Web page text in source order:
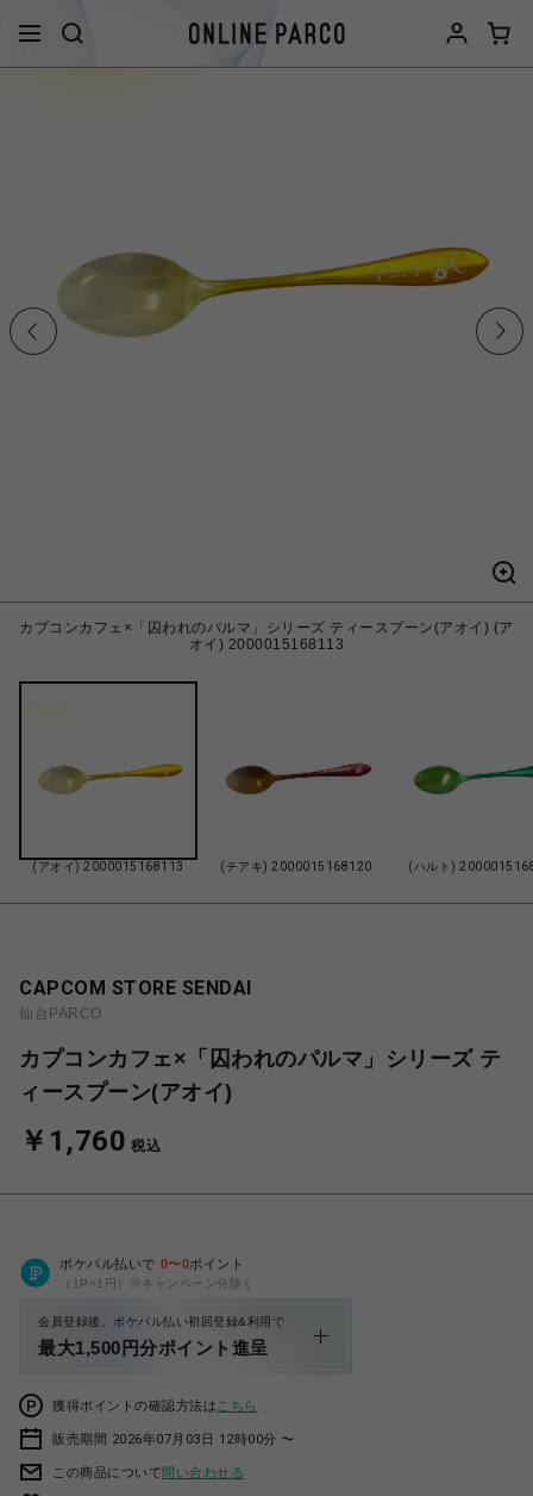
カプコンカフェ×「囚われのパルマ」シリーズ ティースプーン(アオイ) (ア
オイ) 2000015168113
(アオイ) 2000015168113 (チアキ) 2000015168120 (ハルト)
CAPCOM STORE SENDAI
仙台PARCO
カプコンカフェ×「囚われのパルマ」シリーズ テ
ィースプーン(アオイ)
￥1,760 税込
ポケパル払いで 0〜0ポイント
（1P=1円）※キャンペーン分除く
会員登録後、ポケパル払い初回登録&利用で
最大1,500円分ポイント進呈
獲得ポイントの確認方法は こちら
販売期間 2026年07月03日 12時00分 〜
この商品について問い合わせる